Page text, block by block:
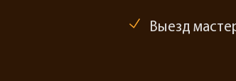
Выезд